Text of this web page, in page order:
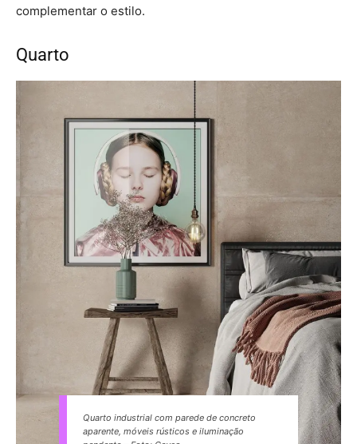
complementar o estilo.
Quarto
Quarto industrial com parede de concreto
aparente, móveis rústicos e iluminação